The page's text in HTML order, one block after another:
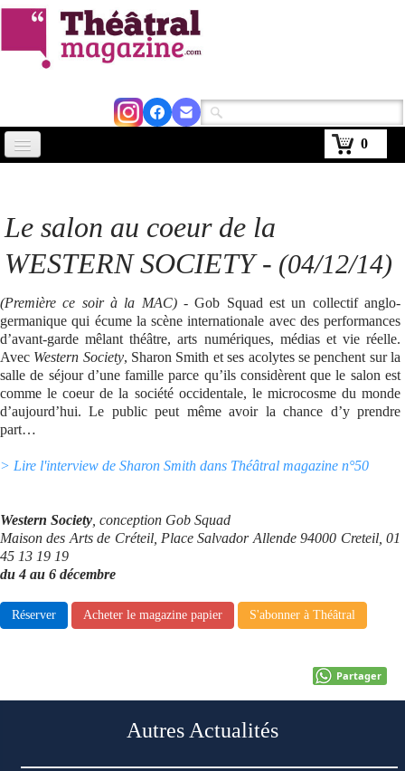
0
Agenda
Kiosque
Abonnement ▼
Se connecter
Le salon au coeur de la
WESTERN SOCIETY- (04/12/14)
(Première ce soir à la MAC) -Gob Squad est un collectif anglo-
germanique qui écume la scène internationale avec des performances
d’avant-garde mêlant théâtre, arts numériques, médias et vie réelle.
Avec Western Society, Sharon Smith et ses acolytes se penchent sur la
salle de séjour d’une famille parce qu’ils considèrent que le salon est
comme le coeur de la société occidentale, le microcosme du monde
d’aujourd’hui. Le public peut même avoir la chance d’y prendre
part…
> Lire l'interview de Sharon Smith dans Théâtral magazine n°50
Western Society , conception Gob Squad
Maison des Arts de Créteil, Place Salvador Allende 94000 Creteil, 01
45 13 19 19
du 4 au 6 décembre
Réserver Acheter le magazine papier S'abonner à Théâtral
Partager
Autres Actualités